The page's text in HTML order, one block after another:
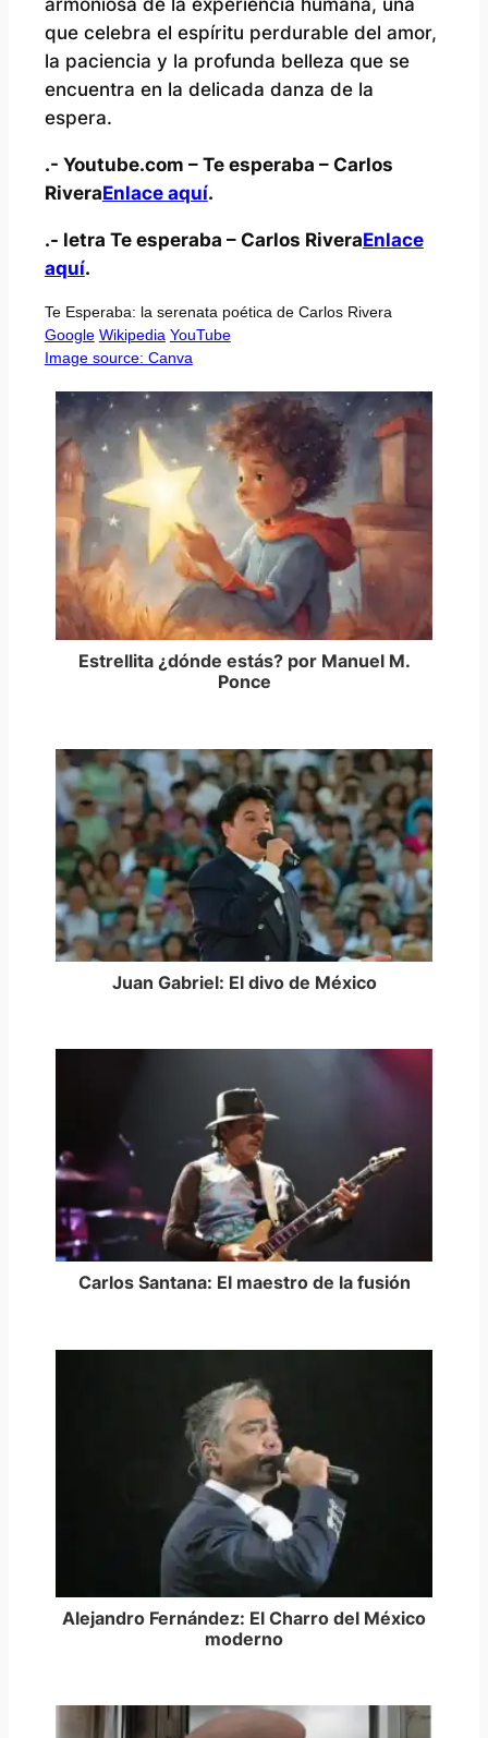
armoniosa de la experiencia humana, una
que celebra el espíritu perdurable del amor,
la paciencia y la profunda belleza que se
encuentra en la delicada danza de la
espera.
.- Youtube.com – Te esperaba – Carlos
RiveraEnlace aquí.
.- letra Te esperaba – Carlos RiveraEnlace
aquí.
Te Esperaba: la serenata poética de Carlos Rivera
Google Wikipedia YouTube
Image source: Canva
Estrellita ¿dónde estás? por Manuel M.
Ponce
Juan Gabriel: El divo de México
Carlos Santana: El maestro de la fusión
Alejandro Fernández: El Charro del México
moderno